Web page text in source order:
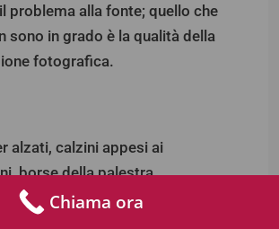
problema alla fonte; quello che
sono in grado è la qualità della
fotografica.
alzati, calzini appesi ai
borse della palestra
Chiama ora